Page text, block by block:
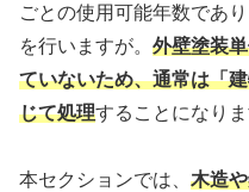
ごとの使用可能年数であ
を行いますが。 外壁塗装
ていないため、通常は「
じて処理することになりま
本セクションでは、 木造